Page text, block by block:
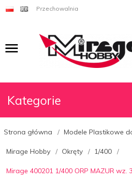
Przechowalnia
Kategorie
Strona główna Modele Plastikowe
Mirage Hobby Okręty 1/400
Mirage 400201 1/400 ORP MAZUR wz.